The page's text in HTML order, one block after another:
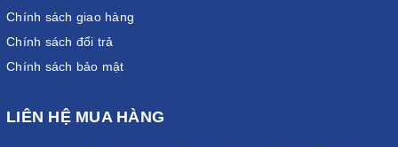
Chính sách giao hàng
Chính sách đổi trả
Chính sách bảo mật
LIÊN HỆ MUA HÀNG